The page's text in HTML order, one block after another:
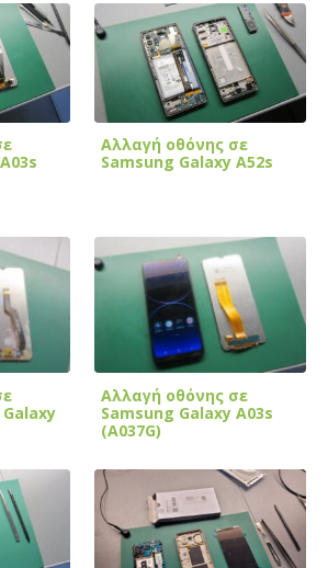
Αλλαγή οθόνης σε
Samsung Galaxy A52s
Αλλαγή οθόνης σε
Samsung Galaxy A03s
(A037G)